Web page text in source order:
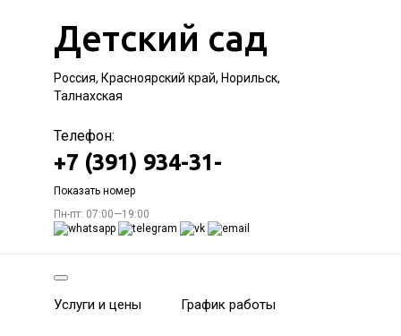
Детский сад
Россия, Красноярский край, Норильск,
Талнахская
Телефон:
+7 (391) 934-31-
Показать номер
Пн-пт: 07:00—19:00
Услуги и цены График работы